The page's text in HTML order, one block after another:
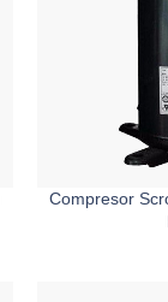
Compresor